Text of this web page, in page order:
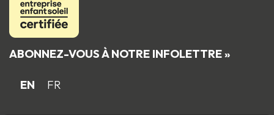
ABONNEZ-VOUS À NOTRE INFOLETTRE »
EN FR